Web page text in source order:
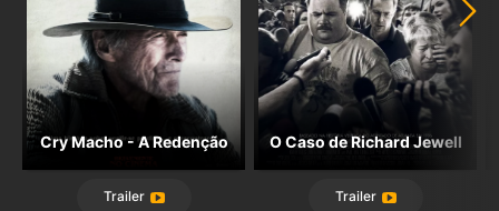
Cry Macho - A Redenção
Trailer
O Caso de Richard Jewell
Trailer